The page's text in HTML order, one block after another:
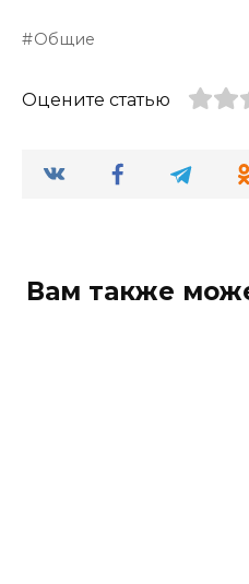
Общие
Оцените статью
Вам также